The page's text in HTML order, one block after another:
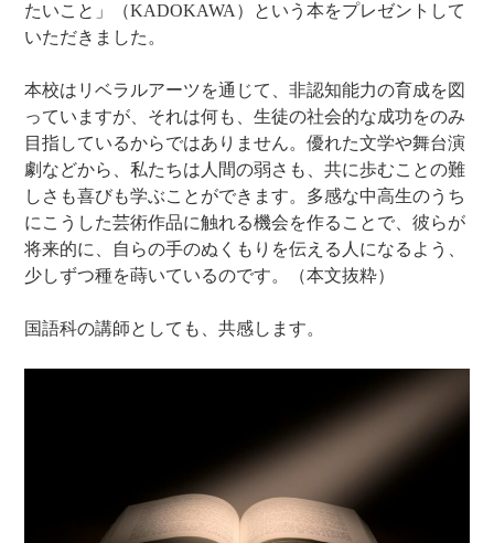
たいこと」（KADOKAWA）という本をプレゼントして
いただきました。
本校はリベラルアーツを通じて、非認知能力の育成を図
っていますが、それは何も、生徒の社会的な成功をのみ
目指しているからではありません。優れた文学や舞台演
劇などから、私たちは人間の弱さも、共に歩むことの難
しさも喜びも学ぶことができます。多感な中高生のうち
にこうした芸術作品に触れる機会を作ることで、彼らが
将来的に、自らの手のぬくもりを伝える人になるよう、
少しずつ種を蒔いているのです。（本文抜粋）
国語科の講師としても、共感します。